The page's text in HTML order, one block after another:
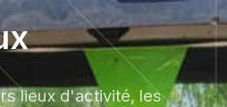
lieux d'activité, les